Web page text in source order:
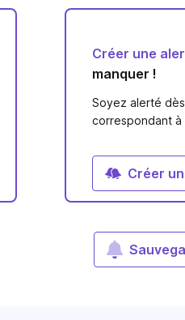
Créer une
manquer !
Soyez alerté
correspondant
Créer